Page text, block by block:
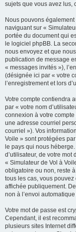
sujets que vous avez lus,
Nous pouvons
naviguant sur «
portée du document qui
le logiciel phpBB. La
nous envoyez et que
publication de message
« messages invités »),
(désignée ici par « votre
l’enregistrement et lors
Votre compte contiendra
par « votre nom
connexion à votre
une adresse courriel
courriel »). Vos
Voile » sont protégées
le pays qui nous
d’utilisateur, de votre
« Simulateur de Vol à
obligatoire ou non, reste
tous les cas, vous
affichée publiquement.
non à l’envoi
Votre mot de passe est
Cependant, il est
plusieurs sites Internet